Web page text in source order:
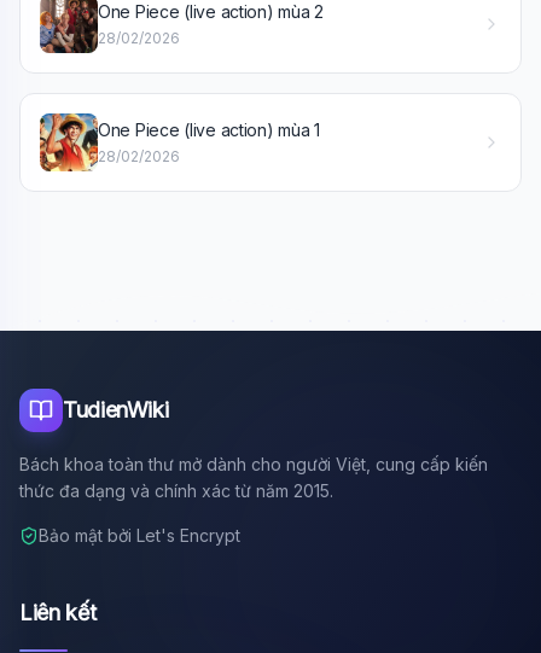
One Piece (live action) mùa 2
28/02/2026
One Piece (live action) mùa 1
28/02/2026
TudienWiki
Bách khoa toàn thư mở dành cho người Việt, cung cấp kiến
thức đa dạng và chính xác từ năm 2015.
Bảo mật bởi Let's Encrypt
Liên kết
Xin chào!
về các bài viết trên Wiki!
📚 Lịch sử Việt Nam